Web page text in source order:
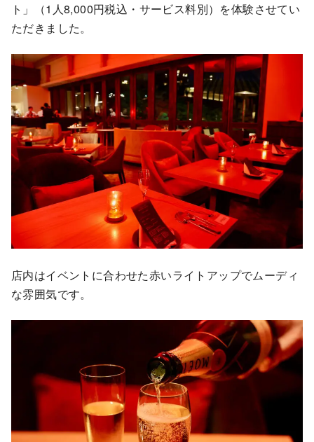
ト」（1人8,000円税込・サービス料別）を体験させてい
ただきました。
店内はイベントに合わせた赤いライトアップでムーディ
な雰囲気です。